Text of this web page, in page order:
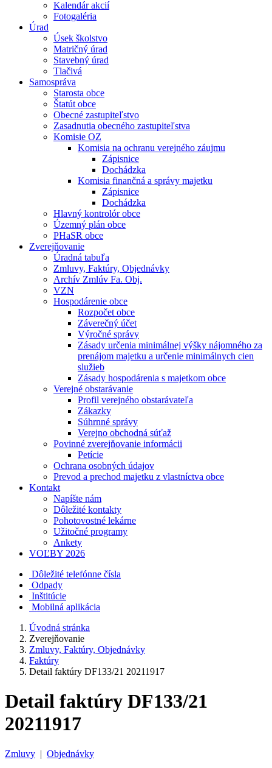
Kalendár akcií
Fotogaléria
Úrad
Úsek školstvo
Matričný úrad
Stavebný úrad
Tlačivá
Samospráva
Starosta obce
Štatút obce
Obecné zastupiteľstvo
Zasadnutia obecného zastupiteľstva
Komisie OZ
Komisia na ochranu verejného záujmu
Zápisnice
Dochádzka
Komisia finančná a správy majetku
Zápisnice
Dochádzka
Hlavný kontrolór obce
Územný plán obce
PHaSR obce
Zverejňovanie
Úradná tabuľa
Zmluvy, Faktúry, Objednávky
Archív Zmlúv Fa. Obj.
VZN
Hospodárenie obce
Rozpočet obce
Záverečný účet
Výročné správy
Zásady určenia minimálnej výšky nájomného za
prenájom majetku a určenie minimálnych cien
služieb
Zásady hospodárenia s majetkom obce
Verejné obstarávanie
Profil verejného obstarávateľa
Zákazky
Súhrnné správy
Verejno obchodná súťaž
Povinné zverejňovanie informácii
Petície
Ochrana osobných údajov
Prevod a prechod majetku z vlastníctva obce
Kontakt
Napíšte nám
Dôležité kontakty
Pohotovostné lekárne
Užitočné programy
Ankety
VOĽBY 2026
Dôležité telefónne čísla
Odpady
Inštitúcie
Mobilná aplikácia
Úvodná stránka
Zverejňovanie
Zmluvy, Faktúry, Objednávky
Faktúry
Detail faktúry DF133/21 20211917
Detail faktúry DF133/21
20211917
Zmluvy | Objednávky